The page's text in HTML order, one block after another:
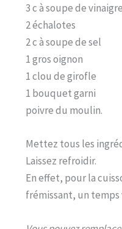
3 c à soupe de vinaigre
2 échalotes
2 c à soupe de sel
1 gros oignon
1 clou de girofle
1 bouquet garni
poivre du moulin.
Mettez tous les
Laissez refroidir.
En effet, pour la
frémissant, un temps